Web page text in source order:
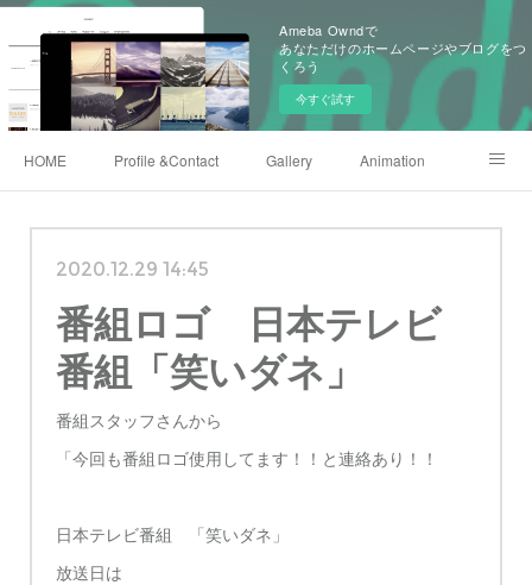
Ameba Owndで
あなただけのホームページやブログをつ
くろう
今すぐ試す
HOME Profile &Contact Gallery Animation
2020.12.29 14:45
番組ロゴ 日本テレビ
番組「笑いダネ」
番組スタッフさんから
「今回も番組ロゴ使用してます！！と連絡あり！！
日本テレビ番組 「笑いダネ」
放送日は